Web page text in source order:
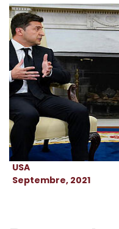
USA
Septembre, 2021